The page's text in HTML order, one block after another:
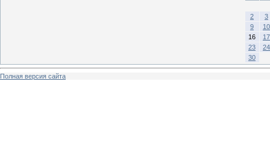
2
3
9
10
16
17
23
24
30
Полная версия сайта